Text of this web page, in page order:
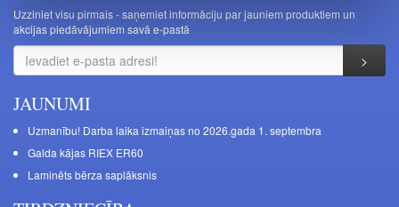
Uzziniet visu pirmais - saņemiet informāciju par jauniem produktiem un
akcijas piedāvājumiem savā e-pastā
JAUNUMI
Uzmanību! Darba laika izmaiņas no 2026.gada 1. septembra
Galda kājas RIEX ER60
Laminēts bērza saplāksnis